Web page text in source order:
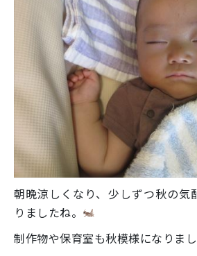
朝晩涼しくなり、少しずつ秋の気
りましたね。
制作物や保育室も秋模様になりまし